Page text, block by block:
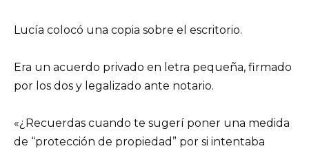
Lucía colocó una copia sobre el escritorio.
Era un acuerdo privado en letra pequeña, firmado
por los dos y legalizado ante notario.
«¿Recuerdas cuando te sugerí poner una medida
de “protección de propiedad” por si intentaba